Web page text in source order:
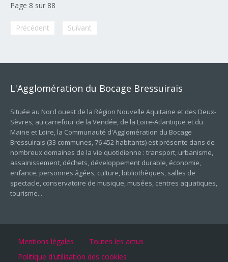
Page 8 sur 88
Précédent Suivant
L'Agglomération du Bocage Bressuirais
Située au Nord ouest de la Région Nouvelle Aquitaine et des Deux-
Sèvres, au carrefour de la Vendée, de la Loire-Atlantique et du
Maine et Loire, la Communauté d'Agglomération du Bocage
Bressuirais (33 communes, 76 452 habitants) est présente dans de
nombreux domaines de la vie quotidienne : transport, urbanisme,
assainissement, déchets, développement durable, économie,
enfance, personnes âgées, culture, bibliothèques, salles de
spectacle, conservatoire de musique, musées, centres aquatiques,
tourisme...
Mentions légales
Toutes les actus
Politique d'utilisation des cookies